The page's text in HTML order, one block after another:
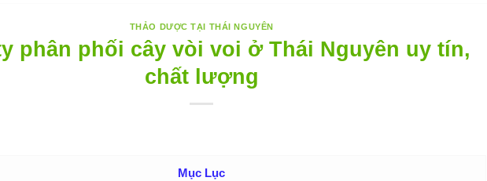
THẢO DƯỢC TẠI THÁI NGUYÊN
phân phối cây vòi voi ở Thái Nguyên uy tín,
chất lượng
Mục Lục